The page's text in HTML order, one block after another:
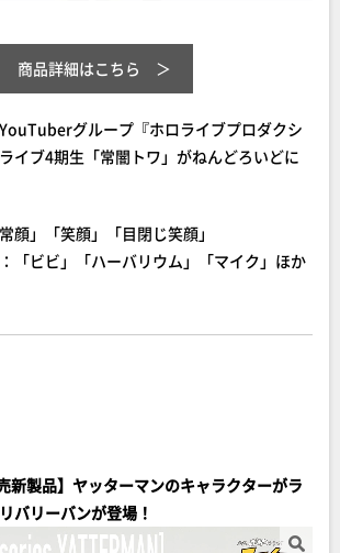
商品詳細はこちら
グループ『ホロライブプロダクシ
イブ4期生「常闇トワ」がねんどろいどに
顔」「笑顔」「目閉じ笑顔」
「ビビ」「ハーバリウム」「マイク」ほか
新製品】ヤッターマンのキャラクターがラ
バリーバンが登場！